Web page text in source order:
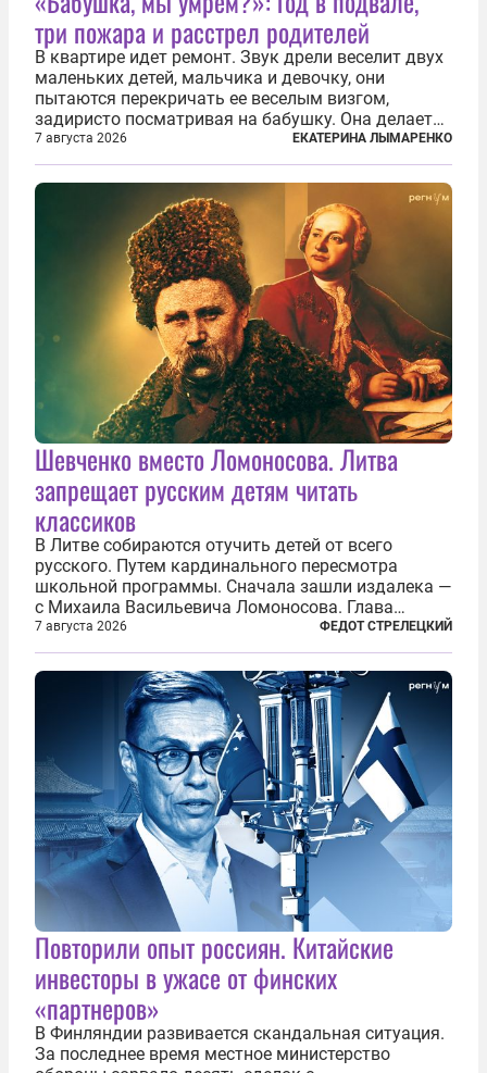
три пожара и расстрел родителей
В квартире идет ремонт. Звук дрели веселит двух
маленьких детей, мальчика и девочку, они
пытаются перекричать ее веселым визгом,
задиристо посматривая на бабушку. Она делает
им замечание, но внуки чувствуют, что она
сердится невсерьез. И это правда: дрель, конечно,
сверлит противно, но всё...
7 августа 2026 ЕКАТЕРИНА ЛЫМАРЕНКО
Шевченко вместо Ломоносова. Литва
запрещает русским детям читать
классиков
В Литве собираются отучить детей от всего
русского. Путем кардинального пересмотра
школьной программы. Сначала зашли издалека —
с Михаила Васильевича Ломоносова. Глава
правительства Литвы Миндаугас Синкявичюс
предложил исключить его тексты из программ
общего образования. Мотивировал он это тем,
7 августа 2026 ФЕДОТ СТРЕЛЕЦКИЙ
Повторили опыт россиян. Китайские
инвесторы в ужасе от финских
«партнеров»
В Финляндии развивается скандальная ситуация.
За последнее время местное министерство